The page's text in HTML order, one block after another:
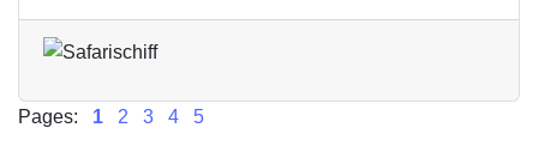
Pages: 1 2 3 4 5